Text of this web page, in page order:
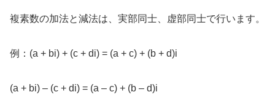
複素数の加法と減法は、実部同士、虚部同士で行います。
例：(a + bi) + (c + di) = (a + c) + (b + d)i
(a + bi) – (c + di) = (a – c) + (b – d)i